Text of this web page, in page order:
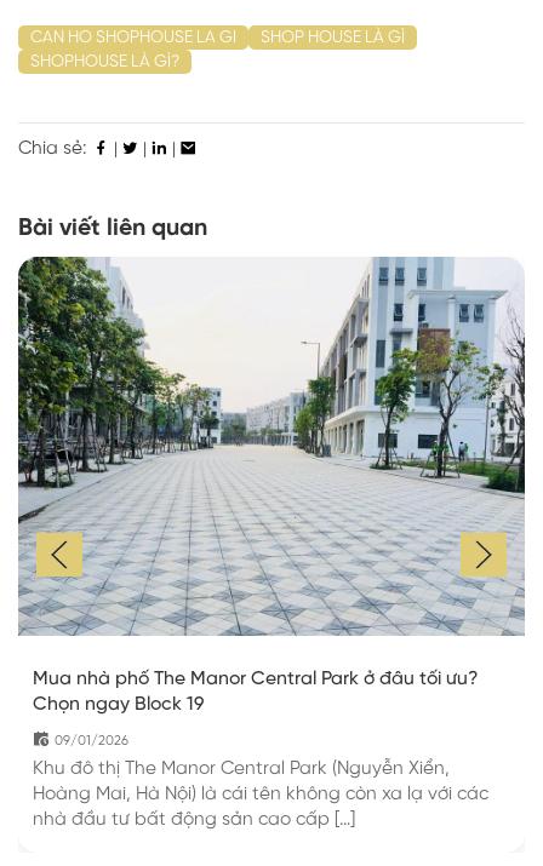
CAN HO SHOPHOUSE LA GI
SHOP HOUSE LÀ GÌ
SHOPHOUSE LÀ GÌ?
Chia sẻ: | | |
Bài viết liên quan
Mua nhà phố The Manor Central Park ở đâu tối ưu?
Chọn ngay Block 19
09/01/2026
Khu đô thị The Manor Central Park (Nguyễn Xiển,
Hoàng Mai, Hà Nội) là cái tên không còn xa lạ với các
nhà đầu tư bất động sản cao cấp […]